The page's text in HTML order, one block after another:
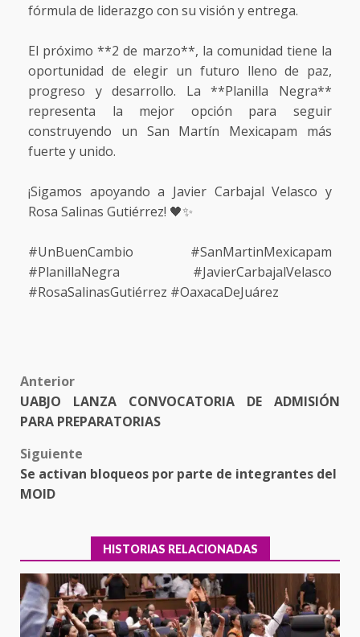
fórmula de liderazgo con su visión y entrega.
El próximo **2 de marzo**, la comunidad tiene la
oportunidad de elegir un futuro lleno de paz,
progreso y desarrollo. La **Planilla Negra**
representa la mejor opción para seguir
construyendo un San Martín Mexicapam más
fuerte y unido.
¡Sigamos apoyando a Javier Carbajal Velasco y
Rosa Salinas Gutiérrez! 🖤✨
#UnBuenCambio #SanMartinMexicapam
#PlanillaNegra #JavierCarbajalVelasco
#RosaSalinasGutiérrez #OaxacaDeJuárez
Post
navigation
Anterior
UABJO LANZA CONVOCATORIA DE ADMISIÓN
PARA PREPARATORIAS
Siguiente
Se activan bloqueos por parte de integrantes del
MOID
HISTORIAS RELACIONADAS